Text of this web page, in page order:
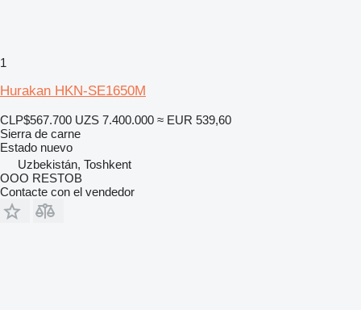
1
Hurakan HKN-SE1650M
CLP$567.700 UZS 7.400.000 ≈ EUR 539,60
Sierra de carne
Estado nuevo
Uzbekistán, Toshkent
OOO RESTOB
Contacte con el vendedor